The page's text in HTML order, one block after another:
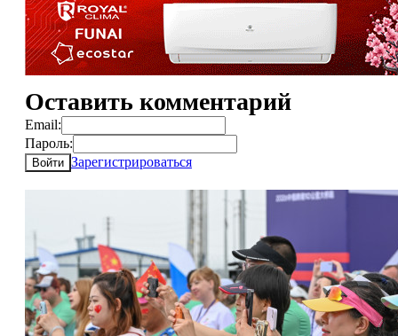
Оставить комментарий
Email:
Пароль:
Войти Зарегистрироваться